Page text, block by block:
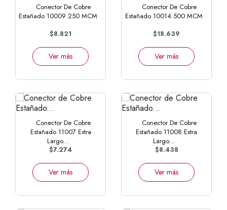
Conector De Cobre
Estañado 10009 250 MCM
$8.821
Ver más
Conector De Cobre
Estañado 10014 500 MCM
$18.639
Ver más
Conector De Cobre
Estañado 11007 Extra
Largo...
$7.274
Ver más
Conector De Cobre
Estañado 11008 Extra
Largo...
$8.438
Ver más